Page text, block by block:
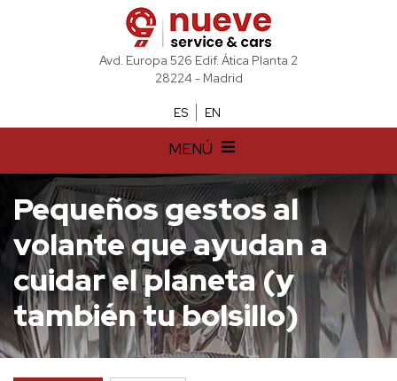
Avd. Europa 526 Edif. Ática Planta 2
28224 - Madrid
ES EN
MENÚ
Pequeños gestos al
volante que ayudan a
cuidar el planeta (y
también tu bolsillo)